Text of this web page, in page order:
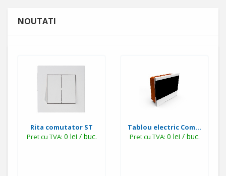
NOUTATI
Rita comutator ST
Pret cu TVA: 0 lei / buc.
Tablou electric Com...
Pret cu TVA: 0 lei / buc.